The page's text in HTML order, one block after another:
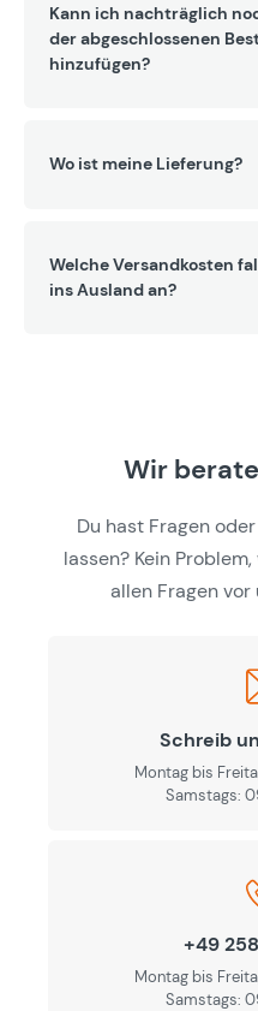
Kann ich nachträglich
der abgeschlossenen
hinzufügen?
Wo ist meine Lieferung?
Welche Versandkosten
ins Ausland an?
Wir
Du hast Fragen
lassen? Kein
allen Fragen vor
Schreib
Montag bis
Samstags:
+49
Montag bis
Samstags: